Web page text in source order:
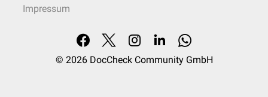
Impressum
© 2026 DocCheck Community GmbH